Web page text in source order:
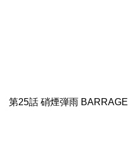
第25話 硝煙弾雨 BARRAGE